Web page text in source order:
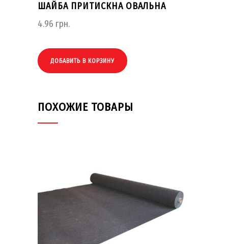
ШАЙБА ПРИТИСКНА ОВАЛЬНА
4.96 грн.
ДОБАВИТЬ В КОРЗИНУ
ПОХОЖИЕ ТОВАРЫ